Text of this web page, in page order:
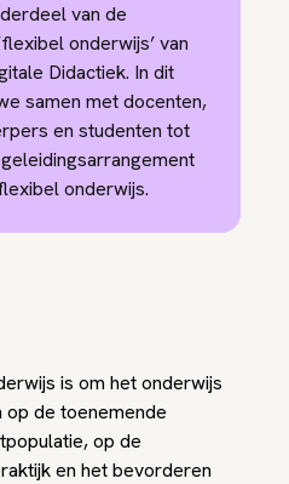
van de
onderwijs’ van
Didactiek. In dit
samen met docenten,
en studenten tot
onderwijs.
is om het onderwijs
op de toenemende
op de
en het bevorderen